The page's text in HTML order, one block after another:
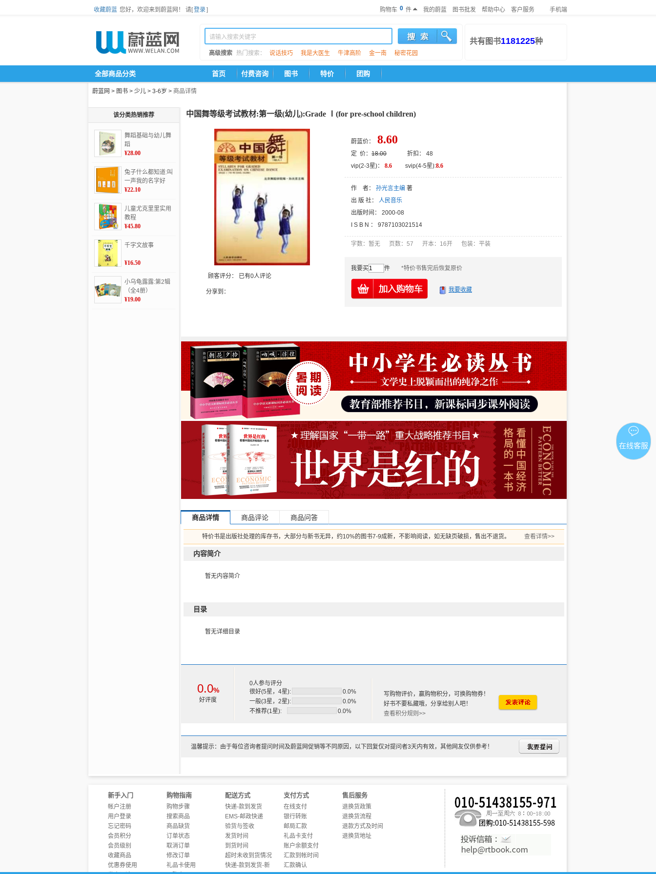
收藏蔚蓝 您好，欢迎来到蔚蓝网！ 请[登录] 购物车 0 件 我的蔚蓝 图书批发 帮助中心 客户服务 手机端
高级搜索 热门搜索： 说话技巧 我是大医生 牛津高阶 金一南 秘密花园
共有图书1181225种
全部商品分类 首页 付费咨询 图书 特价 团购
蔚蓝网 > 图书 > 少儿 > 3-6岁 > 商品详情
该分类热销推荐
舞蹈基础与幼儿舞
蹈
¥28.00
兔子什么都知道:叫
一声我的名字好
吗？
¥22.10
儿童尤克里里实用
教程
¥45.80
千字文故事
¥16.50
小乌龟露露:第2辑
（全4册）
¥19.00
中国舞等级考试教材:第一级(幼儿):Grade Ⅰ(for pre-school children)
顾客评分： 已有0人评论
分享到：
蔚蓝价： 8.60
定 价： 18.00 折扣： 48
vip(2-3星)： 8.6 svip(4-5星):8.6
作 者： 孙光言主编 著
出 版 社：
人民音乐
出版时间：
2000-08
I S B N ：
9787103021514
字数：暂无 页数：57 开本：16开 包装：平装
我要买 件 *特价书售完后恢复原价
我要收藏
商品详情 商品评论 商品问答
特价书是出版社处理的库存书，大部分与新书无异，约10%的图书7-9成新，不影响阅读，如无缺页破损，售出不退货。 查看详情>>
内容简介
暂无内容简介
目录
暂无详细目录
0.0%
好评度
0人参与评分
很好(5星，4星):
0.0%
一般(3星，2星):
0.0%
不推荐(1星):
0.0%
写购物评价，赢购物积分，可换购物券！
好书不要私藏哦，分享给别人吧！
查看积分规则>>
温馨提示：由于每位咨询者提问时间及蔚蓝网促销等不同原因，以下回复仅对提问者3天内有效，其他网友仅供参考！
新手入门
帐户注册
用户登录
忘记密码
会员积分
会员级别
收藏商品
优惠券使用
购物指南
购物步骤
搜索商品
商品缺货
订单状态
取消订单
修改订单
礼品卡使用
配送方式
快递-款到发货
EMS-邮政快递
验货与签收
发货时间
到货时间
超时未收到货情况
快递-款到发货-新
支付方式
在线支付
银行转账
邮局汇款
礼品卡支付
账户余额支付
汇款到帐时间
汇款确认
售后服务
退换货政策
退换货流程
退款方式及时间
退换货地址
在线客服